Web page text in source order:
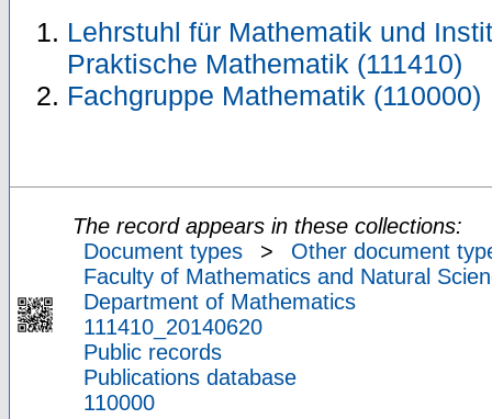
Lehrstuhl für Mathematik und
Praktische Mathematik (111410)
Fachgruppe Mathematik (110000)
The record appears in these collections:
Document types
>
Other document
Faculty of Mathematics and Natural
Department of Mathematics
111410_20140620
Public records
Publications database
110000